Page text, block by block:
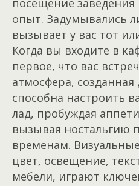
посещение
опыт. Задумывались
вызывает у вас тот
Когда вы входите в
первое, что вас
атмосфера,
способна настроить
лад, пробуждая
вызывая ностальгию
временам.
цвет, освещение,
мебели, играют